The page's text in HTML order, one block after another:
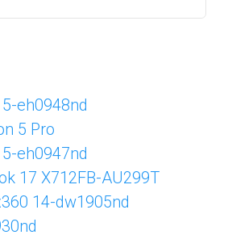
eh0948nd
5 Pro
eh0947nd
17 X712FB-AU299T
14-dw1905nd